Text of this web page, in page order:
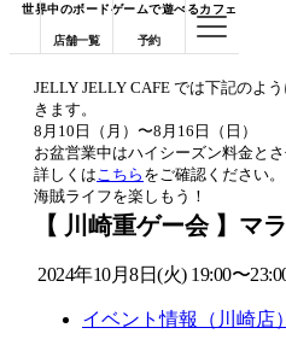
世界中のボードゲームで遊べるカフェ
店舗一覧 予約
JELLY JELLY CAFE では下記のよ
きます。
8月10日（月）〜8月16日（日）
お盆営業中はハイシーズン料金とさ
詳しくはこちら をご確認ください。
海賊ライフを楽しもう！
【 川崎重ゲー会 】マ
2024年10月8日(火) 19:00〜
イベント情報（川崎店）